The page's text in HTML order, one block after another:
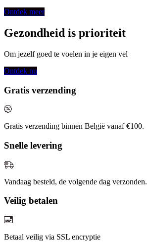
Ontdek meer
Gezondheid is prioriteit
Om jezelf goed te voelen in je eigen vel
Ontdek nu
Gratis verzending
Gratis verzending binnen België vanaf €100.
Snelle levering
Vandaag besteld, de volgende dag verzonden.
Veilig betalen
Betaal veilig via SSL encryptie